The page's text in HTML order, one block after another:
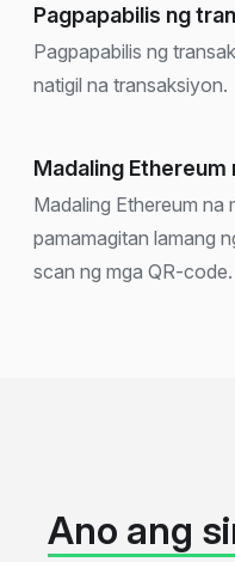
Pagpapabilis ng
Pagpapabilis ng
natigil na transaksiyon.
Madaling Ethereum
Madaling Ethereum na
pamamagitan lamang
scan ng mga QR-code.
Ano ang